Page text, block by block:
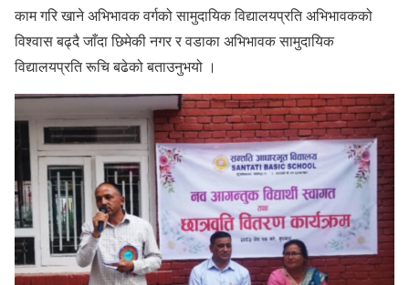
काम गरि खाने अभिभावक वर्गको सामुदायिक विद्यालयप्रति अभिभावकको
विश्वास बढ्दै जाँदा छिमेकी नगर र वडाका अभिभावक सामुदायिक
विद्यालयप्रति रूचि बढेको बताउनुभयो ।